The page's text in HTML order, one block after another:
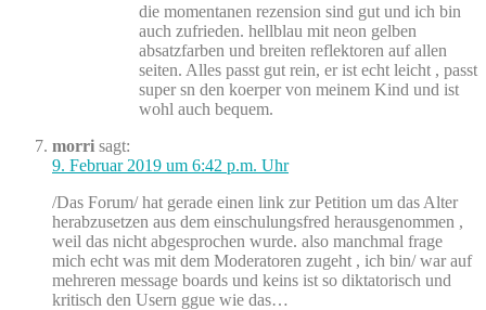
die momentanen rezension sind gut und ich bin
auch zufrieden. hellblau mit neon gelben
absatzfarben und breiten reflektoren auf allen
seiten. Alles passt gut rein, er ist echt leicht , passt
super sn den koerper von meinem Kind und ist
wohl auch bequem.
morri sagt:
9. Februar 2019 um 6:42 p.m. Uhr
/Das Forum/ hat gerade einen link zur Petition um das Alter
herabzusetzen aus dem einschulungsfred herausgenommen ,
weil das nicht abgesprochen wurde. also manchmal frage
mich echt was mit dem Moderatoren zugeht , ich bin/ war auf
mehreren message boards und keins ist so diktatorisch und
kritisch den Usern ggue wie das…